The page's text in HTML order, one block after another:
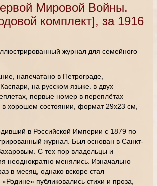
Мировой Войны.
комплект], за 1916
журнал для семейного
напечатано в Петрограде,
на русском языке. в двух
первые номер в переплётах
в хорошем состоянии, формат 29х23 см,
в Российской Империи с 1879 по
журнал. Был основан в Санкт-
С тех пор владельцы и
неоднократно менялись. Изначально
в месяц, однако вскоре стал
публиковались стихи и проза,